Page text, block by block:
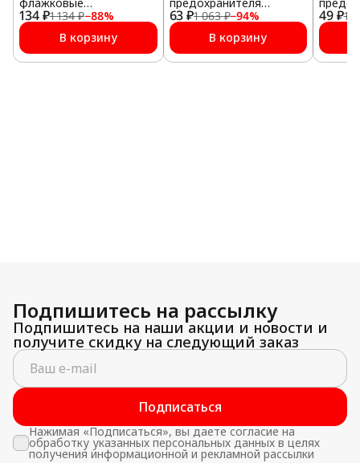
134 ₽1 134 ₽−88%
(температуростойкий
пластик) № 4 (5 А) 100
В корзину
63 ₽1 063 ₽−94%
влагостойкий
В корзину
49 ₽1
Подпишитесь на рассылку
Подпишитесь на наши акции и новости и
получите скидку на следующий заказ
Подписаться
Нажимая «Подписаться», вы даете согласие на
обработку указанных персональных данных в целях
получения информационной и рекламной рассылки